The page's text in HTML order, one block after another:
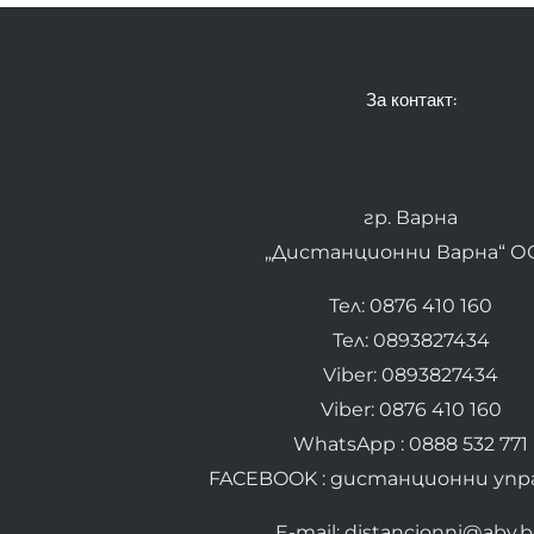
За контакт:
гр. Варна
„Дистанционни Варна“
Тел: 0876 410 160
Тел: 0893827434
Viber: 0893827434
Viber: 0876 410 160
WhatsApp : 0888 532 771
FACEBOOK : дистанционни